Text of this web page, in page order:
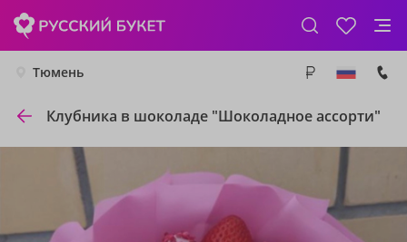
Тюмень
Клубника в шоколаде "Шоколадное ассорти"